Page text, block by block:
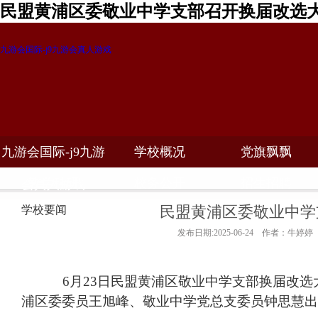
民盟黄浦区委敬业中学支部召开换届改选
九游会国际-j9九游会真人游戏
九游会国际-j9九游 学校概况 党旗飘飘
学校要闻 民盟黄浦区委敬业中
发布日期:2025-06-24 作者：牛婷婷
6 月 23 日民盟黄浦区敬业中学支部换届改
浦区委委员王旭峰、敬业中学党总支委员钟思慧